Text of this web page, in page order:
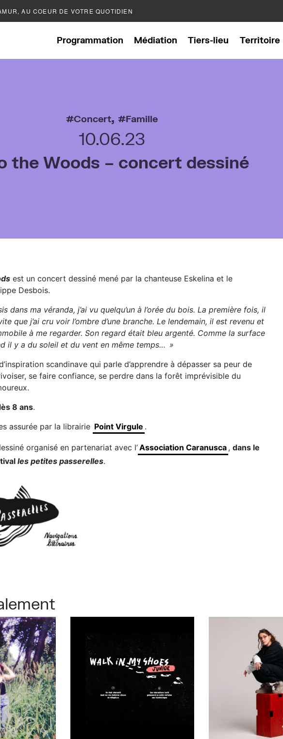
, AU COEUR DE VOTRE QUOTIDIEN
Programmation Médiation Tiers-lieu Territoire
Concert, Famille
10.06.23
the Woods – concert dessiné
est un concert dessiné mené par la chanteuse Eskelina et le
Desbois.
dans ma véranda, j’ai vu quelqu’un à l’orée du bois. La première fois, il
que j’ai cru voir l’ombre d’une branche. Le lendemain, il est revenu et
à me regarder. Son regard était bleu argenté. Comme la surface
il y a du soleil et du vent en même temps… »
scandinave qui parle d’apprendre à dépasser sa peur de
se faire confiance, se perdre dans la forêt imprévisible du
8 ans.
assurée par la librairie Point Virgule .
organisé en partenariat avec l’Association Caranusca ,dans le
les petites passerelles.